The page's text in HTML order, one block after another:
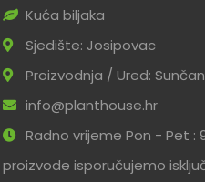
Kuća biljaka
Sjedište: Josipovac
Proizvodnja / Ured:
info@planthouse.hr
Radno vrijeme Pon - Pet :
proizvode isporučujemo